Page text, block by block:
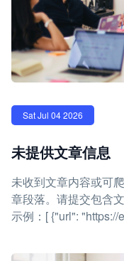
Sat Jul 04 2026
未提供文章信息
未收到文章内容或可
章段落。请提交包含
示例：[ {"url":